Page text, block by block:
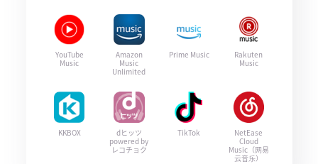
YouTube
Music
Amazon
Music
Unlimited
Prime Music
Rakuten
Music
KKBOX
dヒッツ
powered by
レコチョク
TikTok
NetEase
Cloud
Music（网易
云音乐）